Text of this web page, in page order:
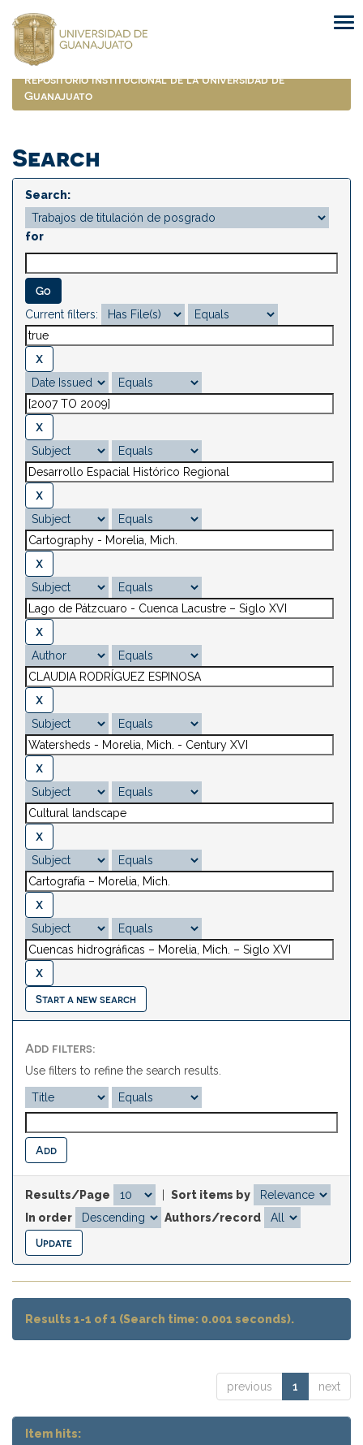
navigation
Repositorio Institucional de la Universidad de
Guanajuato
Search
Search:
for
Current filters:
Start a new search
Add filters:
Use filters to refine the search results.
Results/Page
Sort items by
In order
Authors/record
Results 1-1 of 1 (Search time: 0.001 seconds).
previous 1 next
Item hits: